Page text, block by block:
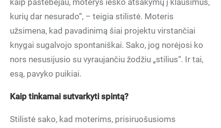
kaip pastebėjau, moterys ieško atsakymų į klausimus,
kurių dar nesurado“, – teigia stilistė. Moteris
užsimena, kad pavadinimą šiai projektu virstančiai
knygai sugalvojo spontaniškai. Sako, jog norėjosi ko
nors nesusijusio su vyraujančiu žodžiu „stilius“. Ir tai,
esą, pavyko puikiai.
Kaip tinkamai sutvarkyti spintą?
Stilistė sako, kad moterims, prisiruošusioms